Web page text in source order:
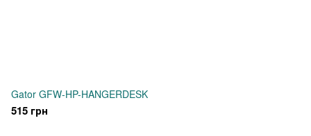
Gator GFW-HP-HANGERDESK
515 грн